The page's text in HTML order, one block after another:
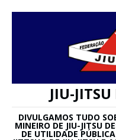
JIU-
DIVULGAMOS TUDO
MINEIRO DE JIU-JITSU
DE UTILIDADE